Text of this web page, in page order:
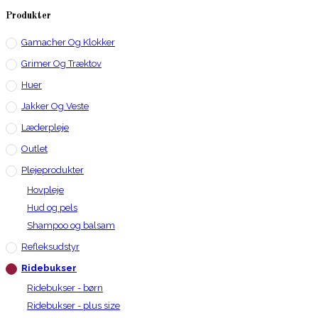
Produkter
Gamacher Og Klokker
Grimer Og Træktov
Huer
Jakker Og Veste
Læderpleje
Outlet
Plejeprodukter
Hovpleje
Hud og pels
Shampoo og balsam
Refleksudstyr
Ridebukser
Ridebukser - børn
Ridebukser - plus size